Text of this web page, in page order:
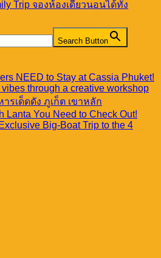
Trip จองห้องเดียวนอนได้ทั้ง
Search Button
NEED to Stay at Cassia Phuket!
through a creative workshop
รเด็ดดัง ภูเก็ต เขาหลัก
Lanta You Need to Check Out!
Big-Boat Trip to the 4